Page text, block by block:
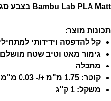
Bambu Lab PLA Matt בצבע סגול לילך
תכונות מוצר:
קל להדפסה וידידותי
גימור מאט וטיב שטח מושלם
מתכלה
קוטר: 1.75 מ"מ +/- 0.03 מ"מ
משקל: 1 ק''ג